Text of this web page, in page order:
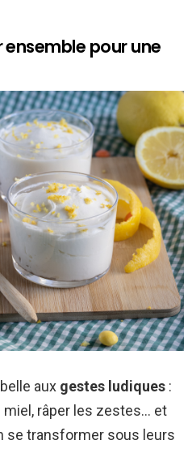
ensemble pour une
aux gestes ludiques :
râper les zestes… et
se transformer sous leurs